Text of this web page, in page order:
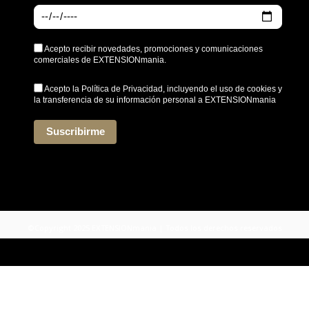
Acepto recibir novedades, promociones y comunicaciones
comerciales de EXTENSIONmania.
Acepto la Política de Privacidad , incluyendo el uso de cookies y
la transferencia de su información personal a EXTENSIONmania
Suscribirme